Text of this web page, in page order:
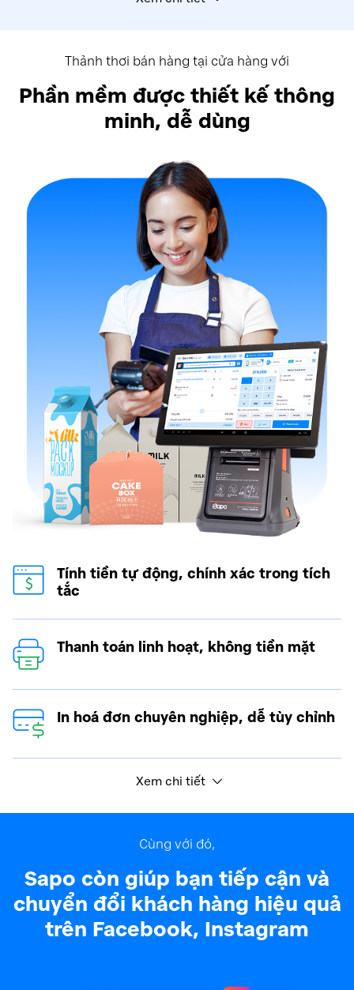
Thảnh thơi bán hàng tại cửa hàng với
Phần mềm được thiết kế thông
minh, dễ dùng
Tính tiền tự động, chính xác trong tích
tắc
Thanh toán linh hoạt, không tiền mặt
In hoá đơn chuyên nghiệp, dễ tùy chỉnh
Xem chi tiết
Cùng với đó,
Sapo còn giúp bạn tiếp cận và
chuyển đổi khách hàng hiệu quả
trên Facebook, Instagram